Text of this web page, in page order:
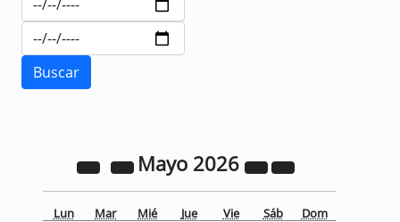
Mayo 2026
Lun Mar Mié Jue Vie Sáb Dom